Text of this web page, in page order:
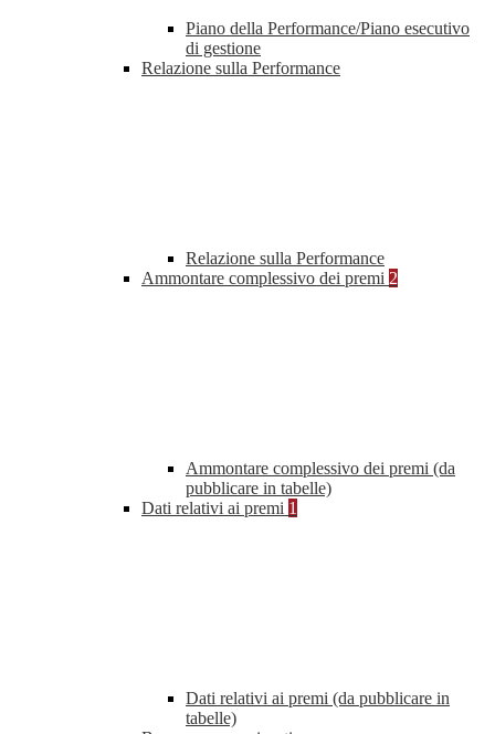
Piano della Performance/Piano esecutivo
di gestione
Relazione sulla Performance
Relazione sulla Performance
Ammontare complessivo dei premi 2
Ammontare complessivo dei premi (da
pubblicare in tabelle)
Dati relativi ai premi 1
Dati relativi ai premi (da pubblicare in
tabelle)